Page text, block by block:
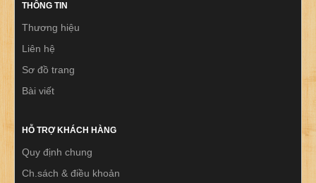
THÔNG TIN
Thương hiệu
Liên hệ
Sơ đồ trang
Bài viết
HỖ TRỢ KHÁCH HÀNG
Quy định chung
Ch.sách & điều khoản